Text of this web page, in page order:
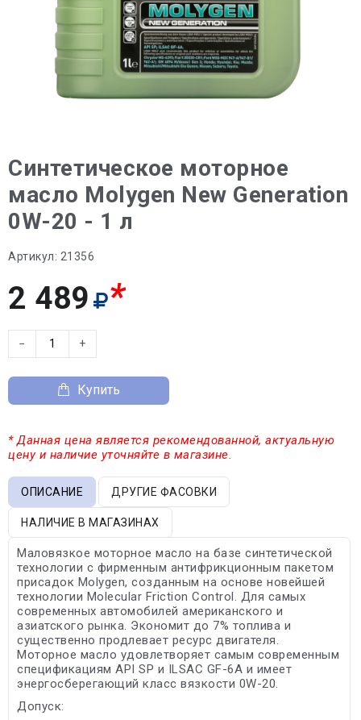
Синтетическое моторное
масло Molygen New Generation
0W-20 - 1 л
Артикул: 21356
2 489 *
− +
Купить
* Данная цена является рекомендованной, актуальную
цену и наличие уточняйте в магазине.
ОПИСАНИЕ ДРУГИЕ ФАСОВКИ
НАЛИЧИЕ В МАГАЗИНАХ
Маловязкое моторное масло на базе синтетической
технологии с фирменным антифрикционным пакетом
присадок Molygen, созданным на основе новейшей
технологии Molecular Friction Control. Для самых
современных автомобилей американского и
азиатского рынка. Экономит до 7% топлива и
существенно продлевает ресурс двигателя.
Моторное масло удовлетворяет самым современным
спецификациям API SP и ILSAC GF-6A и имеет
энергосберегающий класс вязкости 0W-20.
Допуск: